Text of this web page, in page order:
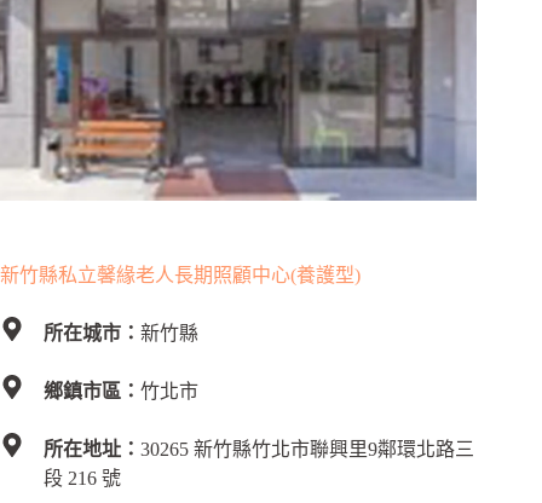
新竹縣私立馨緣老人長期照顧中心(養護型)
所在城市： 新竹縣
鄉鎮市區： 竹北市
所在地址： 30265 新竹縣竹北市聯興里9鄰環北路三
段 216 號